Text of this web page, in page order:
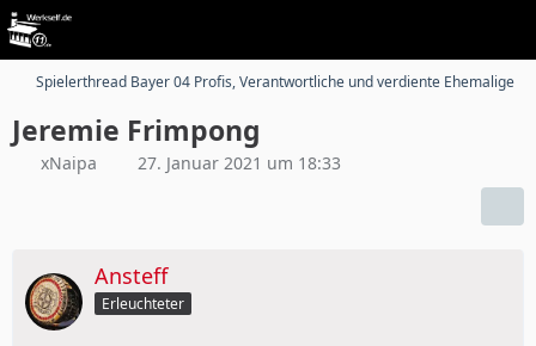
Spielerthread Bayer 04 Profis, Verantwortliche und verdiente Ehemalige
Jeremie Frimpong
xNaipa 27. Januar 2021 um 18:33
Ansteff
Erleuchteter